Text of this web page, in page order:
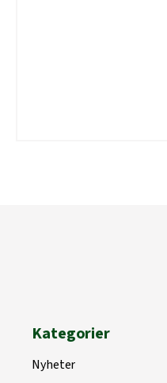
Kategorier
Nyheter